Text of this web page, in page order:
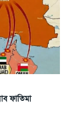
ফাতিমা